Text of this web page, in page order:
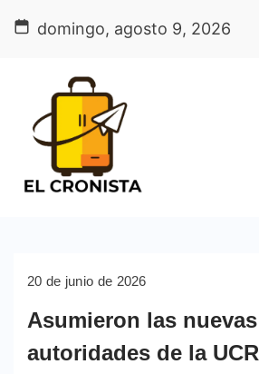
domingo, agosto 9, 2026
20 de junio de 2026
Asumieron las nuevas
autoridades de la UCR